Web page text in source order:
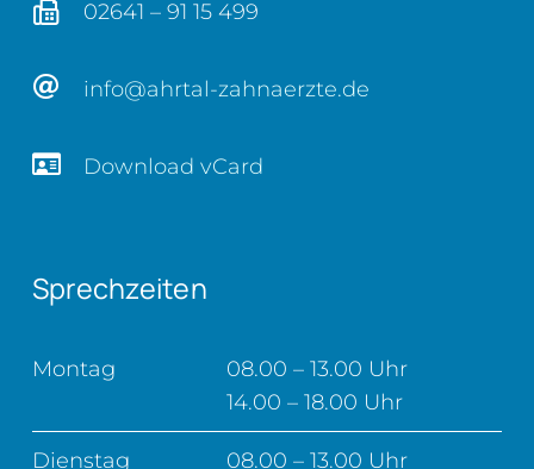
02641 – 91 15 499
info@ahrtal-zahnaerzte.de
Download vCard
Sprechzeiten
Montag
08.00 – 13.00 Uhr
14.00 – 18.00 Uhr
Dienstag
08.00 – 13.00 Uhr